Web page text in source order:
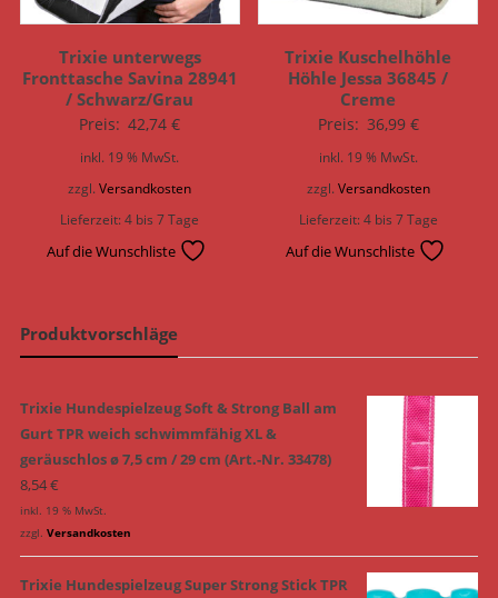
Trixie unterwegs
Fronttasche Savina 28941
/ Schwarz/Grau
Preis: 42,74€
inkl. 19 % MwSt.
zzgl.Versandkosten
Lieferzeit:4 bis 7 Tage
Auf die Wunschliste
Trixie Kuschelhöhle
Höhle Jessa 36845 /
Creme
Preis: 36,99 €
inkl. 19 % MwSt.
zzgl. Versandkosten
Lieferzeit:4 bis 7 Tage
Auf die Wunschliste
Produktvorschläge
Trixie Hundespielzeug Soft & Strong Ball am
Gurt TPR weich schwimmfähig XL &
geräuschlos ø 7,5 cm / 29 cm (Art.-Nr. 33478)
8,54€
inkl. 19 % MwSt.
zzgl. Versandkosten
Trixie Hundespielzeug Super Strong Stick TPR